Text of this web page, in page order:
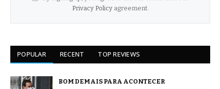
Privacy Policyagreement.
POPULAR RECENT TOP REVIEWS
BOM DEMAIS PARA ACONTECER